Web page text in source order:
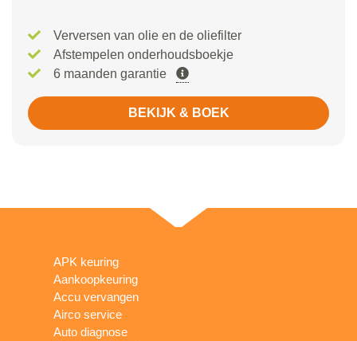
Verversen van olie en de oliefilter
Afstempelen onderhoudsboekje
6 maanden garantie
BEKIJK & BOEK
APK keuring
Aankoopkeuring
Accu vervangen
Airco service
Auto diagnose